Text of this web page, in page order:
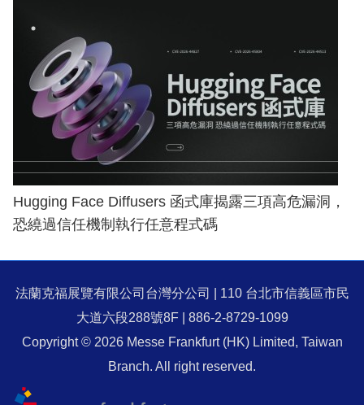
Hugging Face Diffusers 函式庫揭露三項高危漏洞，
恐繞過信任機制執行任意程式碼
法蘭克福展覽有限公司台灣分公司 | 110 台北市信義區市民
大道六段288號8F | 886-2-8729-1099
Copyright © 2026 Messe Frankfurt (HK) Limited, Taiwan
Branch. All right reserved.